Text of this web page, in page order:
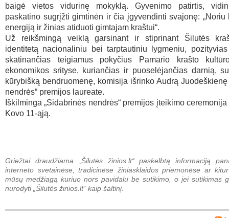
baigė vietos vidurinę mokyklą. Gyvenimo patirtis,
paskatino sugrįžti gimtinėn ir čia įgyvendinti svajonę: „Noriu
energiją ir žinias atiduoti gimtajam kraštui“.
Už reikšmingą veiklą garsinant ir stiprinant Šilutės
identitetą nacionaliniu bei tarptautiniu lygmeniu,
skatinančias teigiamus pokyčius Pamario krašto
ekonomikos srityse, kuriančias ir puoselėjančias darnią,
kūrybišką bendruomenę, komisija išrinko Audrą Juodeškienę
nendrės“ premijos laureate.
Iškilminga „Sidabrinės nendrės“ premijos įteikimo
Kovo 11-ąją.
Griežtai draudžiama „Šilutės žinios.lt“ paskelbtą informaciją
interneto svetainėse, tradicinėse žiniasklaidos priemonėse ar
mūsų medžiagą kuriuo nors pavidalu be sutikimo, o jei sutikimas
nurodyti „Šilutės žinios.lt“ kaip šaltinį.